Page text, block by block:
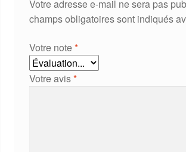
Votre adresse e-mail ne sera pas
champs obligatoires sont indiqués
Votre note*
Votre avis*